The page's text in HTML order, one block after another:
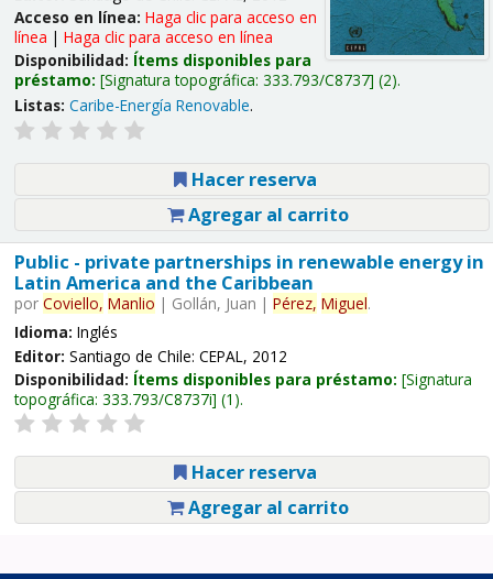
Acceso en línea: Haga clic para acceso en
línea | Haga clic para acceso en línea
Disponibilidad: Ítems disponibles para
préstamo: Signatura topográfica: 333.793/C8737 (2).
Listas: Caribe-Energía Renovable.
Hacer reserva
Agregar al carrito
Public - private partnerships in renewable energy in
Latin America and the Caribbean
por Coviello, Manlio | Gollán, Juan | Pérez, Miguel.
Idioma: Inglés
Editor: Santiago de Chile: CEPAL, 2012
Disponibilidad: Ítems disponibles para préstamo: Signatura
topográfica: 333.793/C8737i (1).
Hacer reserva
Agregar al carrito